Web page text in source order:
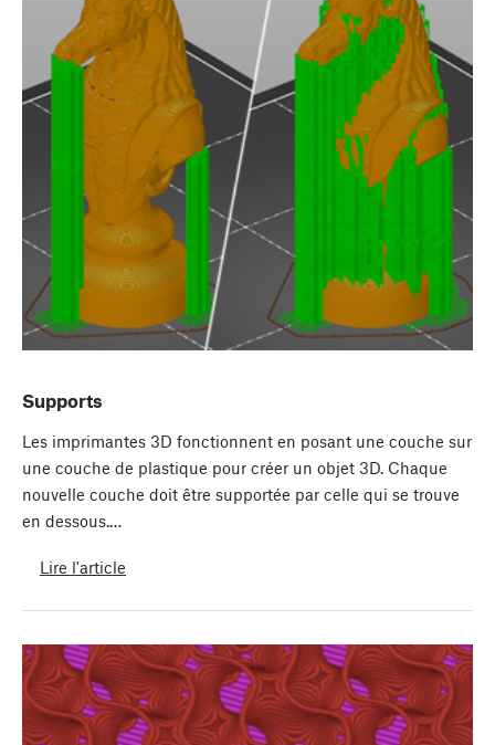
Supports
Les imprimantes 3D fonctionnent en posant une couche sur
une couche de plastique pour créer un objet 3D. Chaque
nouvelle couche doit être supportée par celle qui se trouve
en dessous.…
Lire l'article